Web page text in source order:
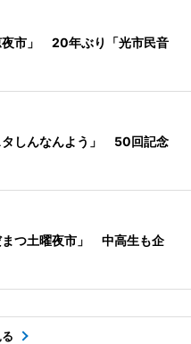
夜市」 20年ぶり「光市民音
タしんなんよう」 50回記念
まつ土曜夜市」 中高生も企